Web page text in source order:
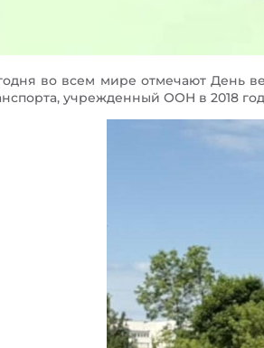
во всем мире отмечают День
учрежденный ООН в 2018